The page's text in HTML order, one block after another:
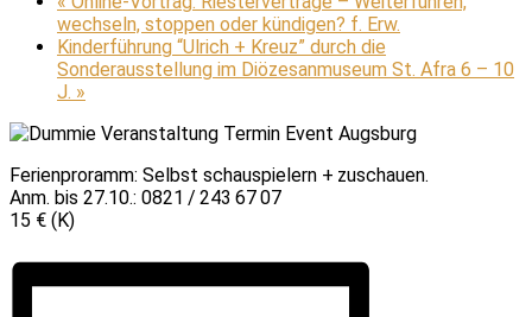
wechseln, stoppen oder kündigen? f. Erw.
Kinderführung “Ulrich + Kreuz” durch die
Sonderausstellung im Diözesanmuseum St. Afra 6 – 10
J. »
Ferienproramm: Selbst schauspielern + zuschauen.
Anm. bis 27.10.: 0821 / 243 67 07
15 € (K)